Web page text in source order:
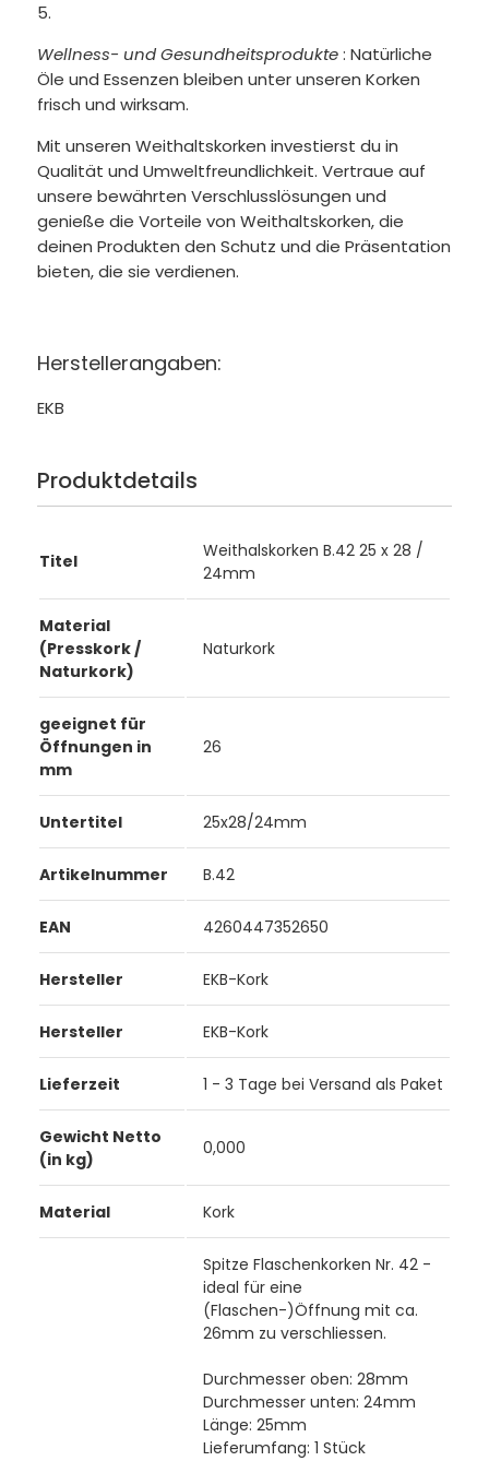
Wellness- und Gesundheitsprodukte: Natürliche
Öle und Essenzen bleiben unter unseren Korken
frisch und wirksam.
Mit unseren Weithaltskorken investierst du in
Qualität und Umweltfreundlichkeit. Vertraue auf
unsere bewährten Verschlusslösungen und
genieße die Vorteile von Weithaltskorken, die
deinen Produkten den Schutz und die Präsentation
bieten, die sie verdienen.
Herstellerangaben:
EKB
Produktdetails
Titel
Weithalskorken B.42 25 x 28 /
24mm
Material
(Presskork /
Naturkork)
Naturkork
geeignet für
Öffnungen in
mm
26
Untertitel 25x28/24mm
Artikelnummer B.42
EAN 4260447352650
Hersteller EKB-Kork
Hersteller EKB-Kork
Lieferzeit 1 - 3 Tage bei Versand als Paket
Gewicht Netto
(in kg)
0,000
Material Kork
Spitze Flaschenkorken Nr. 42 -
ideal für eine
(Flaschen-)Öffnung mit ca.
26mm zu verschliessen.
Durchmesser oben: 28mm
Durchmesser unten: 24mm
Länge: 25mm
Lieferumfang: 1 Stück